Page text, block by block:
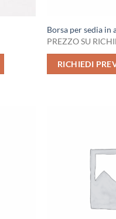
Borsa per sedia in
PREZZO SU
RICHIEDI